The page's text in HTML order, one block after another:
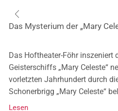
Das Mysterium der „Mary
Das Hoftheater-Föhr inszeniert
Geisterschiffs „Mary Celeste“
vorletzten Jahrhundert durch
Schonerbrigg „Mary Celeste“
Lesen